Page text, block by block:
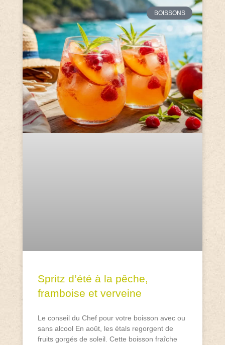
BOISSONS
Spritz d’été à la pêche,
framboise et verveine
Le conseil du Chef pour votre boisson avec ou
sans alcool En août, les étals regorgent de
fruits gorgés de soleil. Cette boisson fraîche